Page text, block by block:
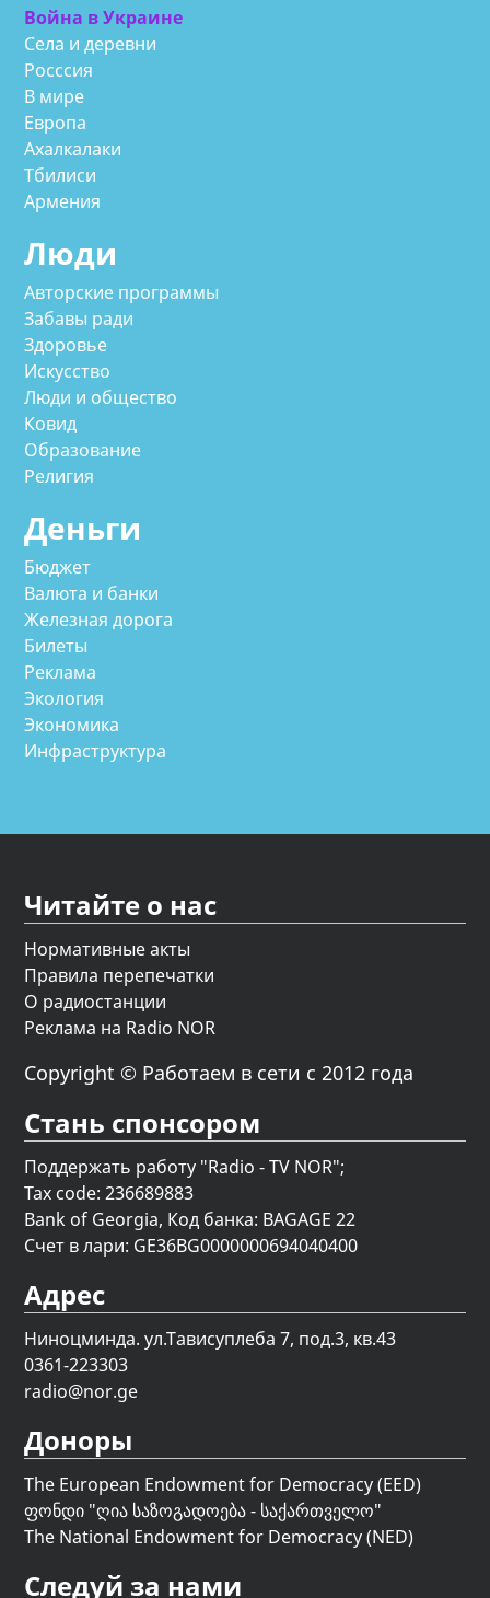
Война в Украине
Села и деревни
Росссия
В мире
Европа
Ахалкалаки
Тбилиси
Армения
Люди
Авторские программы
Забавы ради
Здоровье
Искусство
Люди и общество
Ковид
Образование
Религия
Деньги
Бюджет
Валюта и банки
Железная дорога
Билеты
Реклама
Экология
Экономика
Инфраструктура
Читайте о нас
Нормативные акты
Правила перепечатки
О радиостанции
Реклама на Radio NOR
Copyright © Работаем в сети с 2012 года
Стань спонсором
Поддержать работу "Radio - TV NOR";
Tax code: 236689883
Bank of Georgia, Код банка: BAGAGE 22
Счет в лари: GE36BG0000000694040400
Адрес
Ниноцминда. ул.Тависуплеба 7, под.3, кв.43
0361-223303
radio@nor.ge
Доноры
The European Endowment for Democracy (EED)
ფონდი "ღია საზოგადოება - საქართველო"
The National Endowment for Democracy (NED)
Следуй за нами